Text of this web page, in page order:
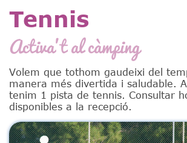
Tennis
Activa’t al càmping
Volem que tothom gaudeixi del
manera més divertida i saludable.
tenim 1 pista de tennis. Consultar
disponibles a la recepció.